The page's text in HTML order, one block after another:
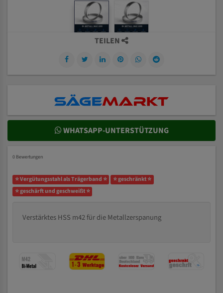
TEILEN
WHATSAPP-UNTERSTÜTZUNG
0 Bewertungen
⭐ Vergütungsstahl als Trägerband ⭐
⭐ geschränkt ⭐
⭐ geschärft und geschweißt ⭐
Verstärktes HSS m42 für die Metallzerspanung